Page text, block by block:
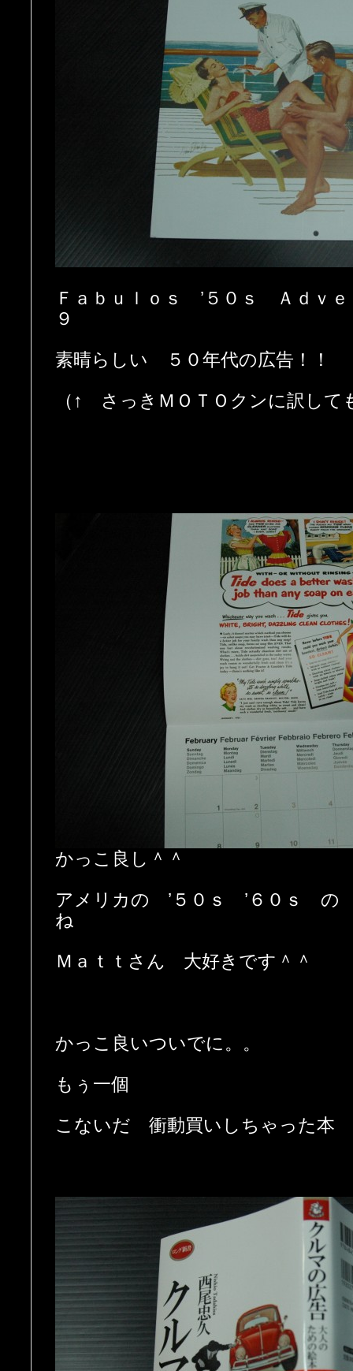
Ｆａｂｕｌｏｓ ’５０ｓ Ａｄｖ
９
素晴らしい ５０年代の広告！！
（↑ さっきＭＯＴＯクンに訳して
かっこ良し＾＾
アメリカの ’５０ｓ ’６０ｓ の
ね
Ｍａｔｔさん 大好きです＾＾
かっこ良いついでに。。
もぅ一個
こないだ 衝動買いしちゃった本